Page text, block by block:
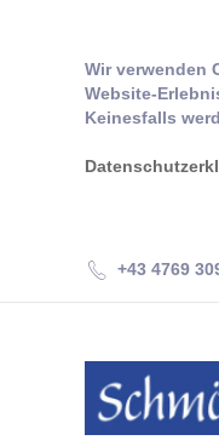
Wir verwenden
Website-
Keinesfalls
+43 4769